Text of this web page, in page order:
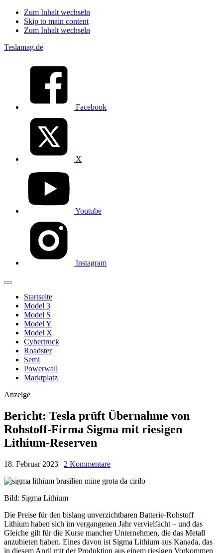
Zum Inhalt wechseln
Skip to main content
Zum Inhalt wechseln
Teslamag.de
Facebook
X
Youtube
Instagram
Startseite
Model 3
Model S
Model Y
Model X
Cybertruck
Roadster
Semi
Powerwall
Marktplatz
Anzeige
Bericht: Tesla prüft Übernahme von
Rohstoff-Firma Sigma mit riesigen
Lithium-Reserven
18. Februar 2023 | 2 Kommentare
Bild: Sigma Lithium
Die Preise für den bislang unverzichtbaren Batterie-Rohstoff
Lithium haben sich im vergangenen Jahr vervielfacht – und das
Gleiche gilt für die Kurse mancher Unternehmen, die das Metall
anzubieten haben. Eines davon ist Sigma Lithium aus Kanada, das
in diesem April mit der Produktion aus einem riesigen Vorkommen